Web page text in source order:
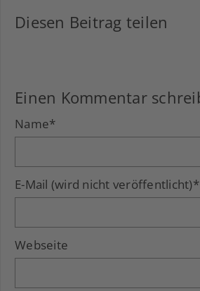
Diesen Beitrag teilen
Einen Kommentar
Name*
E-Mail (wird nicht veröffentlicht)*
Webseite